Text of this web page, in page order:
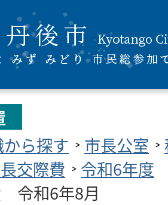
ら探す 市長公室
交際費
令和6年度
令和6年8月